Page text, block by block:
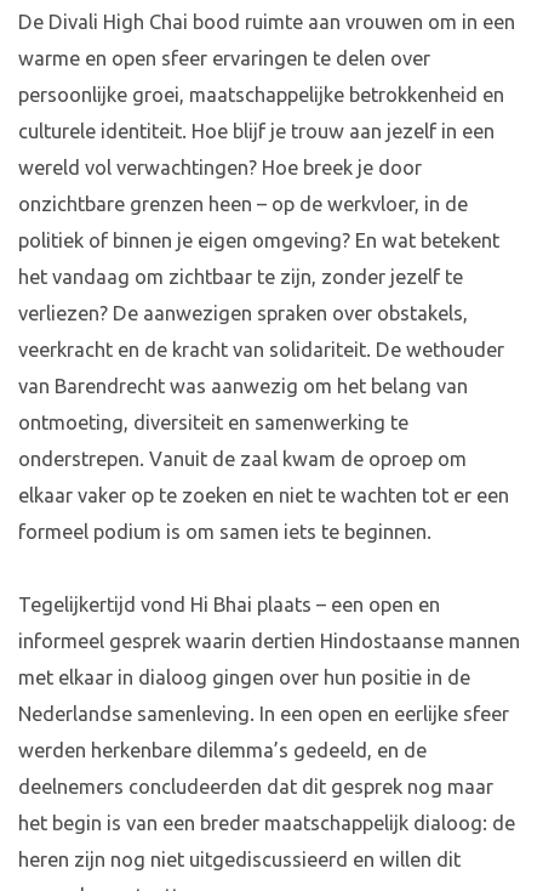
De Divali High Chai bood ruimte aan vrouwen om in een
warme en open sfeer ervaringen te delen over
persoonlijke groei, maatschappelijke betrokkenheid en
culturele identiteit. Hoe blijf je trouw aan jezelf in een
wereld vol verwachtingen? Hoe breek je door
onzichtbare grenzen heen – op de werkvloer, in de
politiek of binnen je eigen omgeving? En wat betekent
het vandaag om zichtbaar te zijn, zonder jezelf te
verliezen? De aanwezigen spraken over obstakels,
veerkracht en de kracht van solidariteit. De wethouder
van Barendrecht was aanwezig om het belang van
ontmoeting, diversiteit en samenwerking te
onderstrepen. Vanuit de zaal kwam de oproep om
elkaar vaker op te zoeken en niet te wachten tot er een
formeel podium is om samen iets te beginnen.
Tegelijkertijd vond Hi Bhai plaats – een open en
informeel gesprek waarin dertien Hindostaanse mannen
met elkaar in dialoog gingen over hun positie in de
Nederlandse samenleving. In een open en eerlijke sfeer
werden herkenbare dilemma’s gedeeld, en de
deelnemers concludeerden dat dit gesprek nog maar
het begin is van een breder maatschappelijk dialoog: de
heren zijn nog niet uitgediscussieerd en willen dit